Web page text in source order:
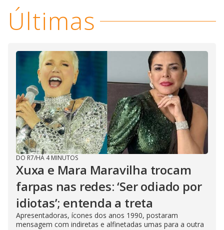
Últimas
DO R7/HÁ 4 MINUTOS
Xuxa e Mara Maravilha trocam
farpas nas redes: ‘Ser odiado por
idiotas’; entenda a treta
Apresentadoras, ícones dos anos 1990, postaram
mensagem com indiretas e alfinetadas umas para a outra